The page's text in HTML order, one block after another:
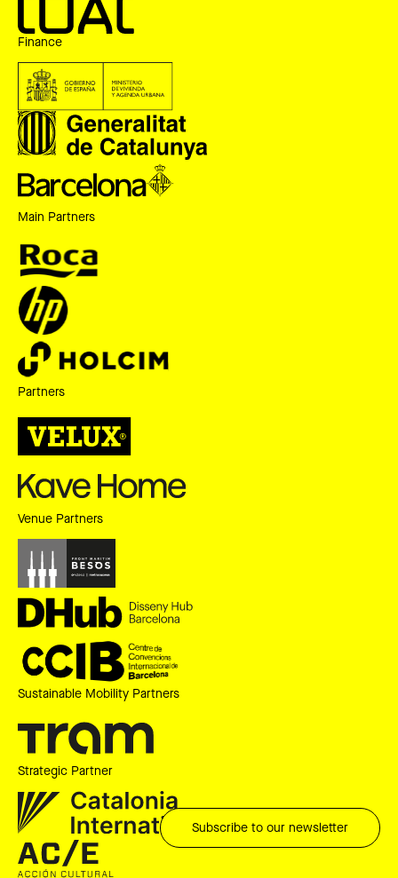
Finance
Main Partners
Partners
Venue Partners
Sustainable Mobility Partners
Strategic Partner
Subscribe to our newsletter